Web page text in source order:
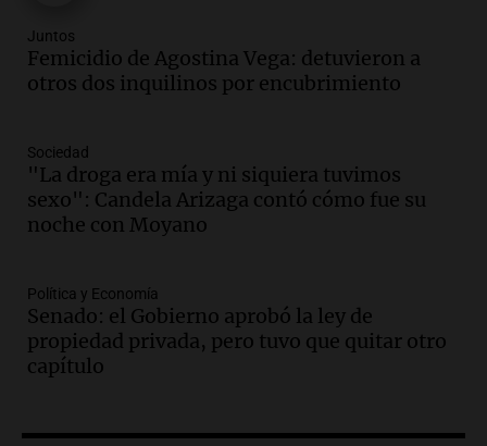
Juntos
Episodios
Audio.La Expo La Bulaye 2026
premios para los visitantes
Noticias
Episodios
Audio. Córdoba: destituyeron a la
Juntos
Episodios
Audio. Clases de tango y milonga en la
Confitería El Oriental: una propuesta
Juntos
Femicidio de Agostina Vega: detuvieron a
otros dos inquilinos por encubrimiento
Sociedad
"La droga era mía y ni siquiera tuvimos
sexo": Candela Arizaga contó cómo fue su
noche con Moyano
Política y Economía
Senado: el Gobierno aprobó la ley de
propiedad privada, pero tuvo que quitar otro
capítulo